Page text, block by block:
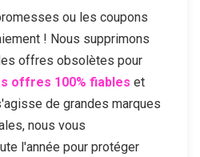
ou les coupons
! Nous supprimons
offres obsolètes pour
offres 100% fiables et
de grandes marques
nous vous
l'année pour protéger